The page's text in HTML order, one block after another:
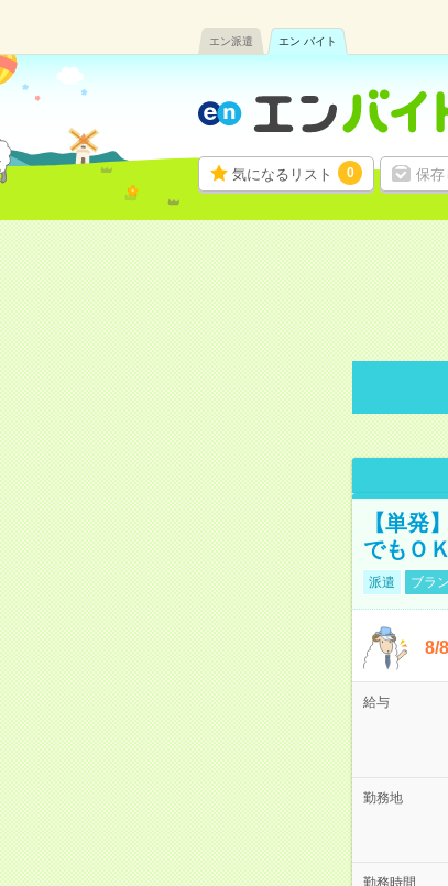
エン派遣 エン バイト
気になるリスト 0 保存
【単発
でもＯＫ
派遣 ブラ
8/
給与
勤務地
勤務時間